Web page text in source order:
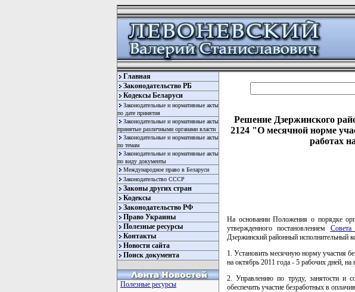
Главная
Законодательство РБ
Кодексы Беларуси
Законодательные и нормативные акты
по дате принятия
Законодательные и нормативные акты
принятые различными органами власти
Законодательные и нормативные акты
по темам
Законодательные и нормативные акты
по виду документы
Международное право в Беларуси
Законодательство СССР
Законы других стран
Кодексы
Законодательство РФ
Право Украины
Полезные ресурсы
Контакты
Новости сайта
Поиск документа
Полезные ресурсы
Решение Дзержинского
2124 "О месячной норме
работах
На основании Положения о порядке
утвержденного постановлением
Дзержинский районный
1. Установить месячную норму участия
на октябрь 2011 года - 5 рабочих дней,
2. Управлению по труду, занятости и
обеспечить участие безработных в